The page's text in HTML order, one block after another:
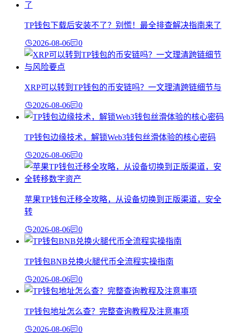
TP钱包下载后安装不了？别慌！最全排查解决指南来了
2026-08-06 0
XRP可以转到TP钱包的币安链吗？一文理清跨链细节与
2026-08-06 0
TP钱包边缘技术，解锁Web3钱包丝滑体验的核心密码
2026-08-06 0
苹果TP钱包迁移全攻略，从设备切换到正版渠道，安全
转
2026-08-06 0
TP钱包BNB兑换火腿代币全流程实操指南
2026-08-06 0
TP钱包地址怎么查？完整查询教程及注意事项
2026-08-06 0